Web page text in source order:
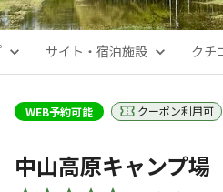
サイト・宿泊施設 クチ
WEB予約可能 クーポン利用可
中山高原キャンプ場